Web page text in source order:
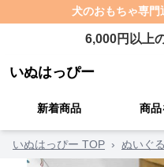
犬のおもちゃ専門
6,000円以上
いぬはっぴー
新着商品 商品
いぬはっぴー TOP › ぬいぐ